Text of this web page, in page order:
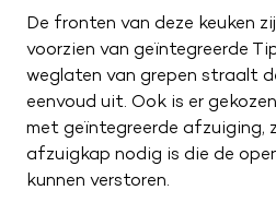
Verkoopadviseurs
Vacatures
Servicemelding
0187 602 555
info@tieleman.nl
De fronten van deze keuken
voorzien van geïntegreerde
weglaten van grepen straalt
eenvoud uit. Ook is er
met geïntegreerde afzuiging,
afzuigkap nodig is die de
kunnen verstoren.